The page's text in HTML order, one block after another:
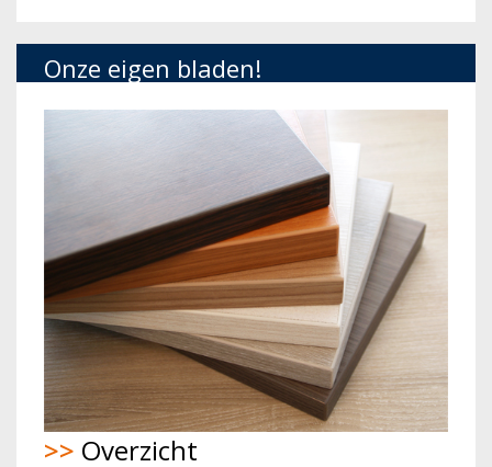
Onze eigen bladen!
>> Overzicht